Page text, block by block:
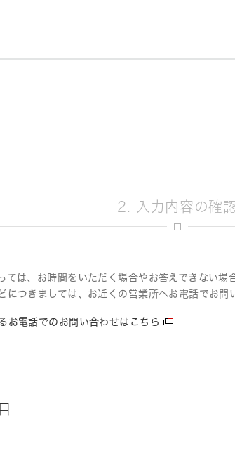
2. 入力内容の確
ては、お時間をいただく場合やお答えできない
につきましては、お近くの営業所へお電話でお問
お電話でのお問い合わせはこちら